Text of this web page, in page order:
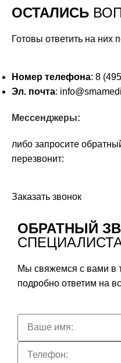
ОСТАЛИСЬ
Готовы ответить на них
Номер телефона: 8
Эл. почта:
Мессенджеры:
либо запросите
перезвонит:
Заказать звонок
ОБРАТНЫЙ
Мы свяжемся с вами в
подробно ответим на